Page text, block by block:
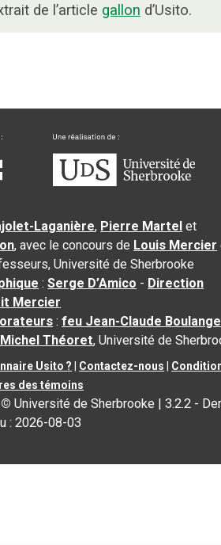
de l’article gallon d’Usito.
Laganière, Pierre Martel et
, avec le concours de Louis Mercier
Université de Sherbrooke
:Serge D’Amico - Direction
Mercier
:feu Jean-Claude
Théoret, Université de
Usito ? Contactez-nous
des témoins
© Université de Sherbrooke |3.2.2 -
:2026-08-03